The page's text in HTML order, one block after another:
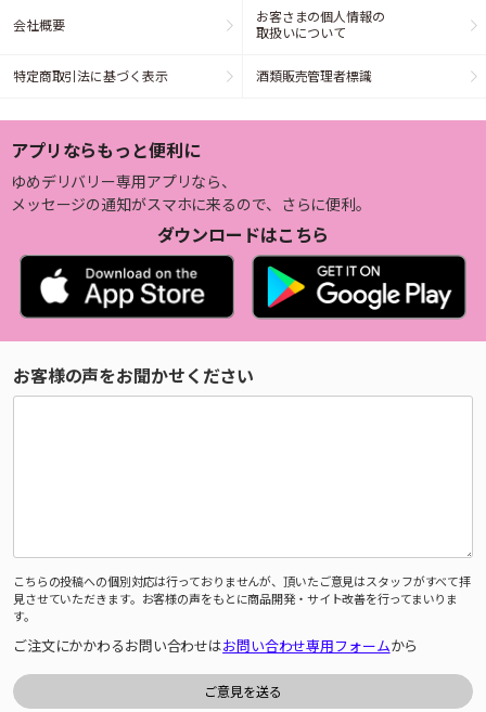
会社概要
お客さまの個人情報の
取扱いについて
特定商取引法に基づく表示 酒類販売管理者標識
アプリならもっと便利に
ゆめデリバリー専用アプリなら、
メッセージの通知がスマホに来るので、さらに便利。
ダウンロードはこちら
お客様の声をお聞かせください
こちらの投稿への個別対応は行っておりませんが、頂いたご意見はスタッフがすべて拝
見させていただきます。お客様の声をもとに商品開発・サイト改善を行ってまいりま
す。
ご注文にかかわるお問い合わせはお問い合わせ専用フォームから